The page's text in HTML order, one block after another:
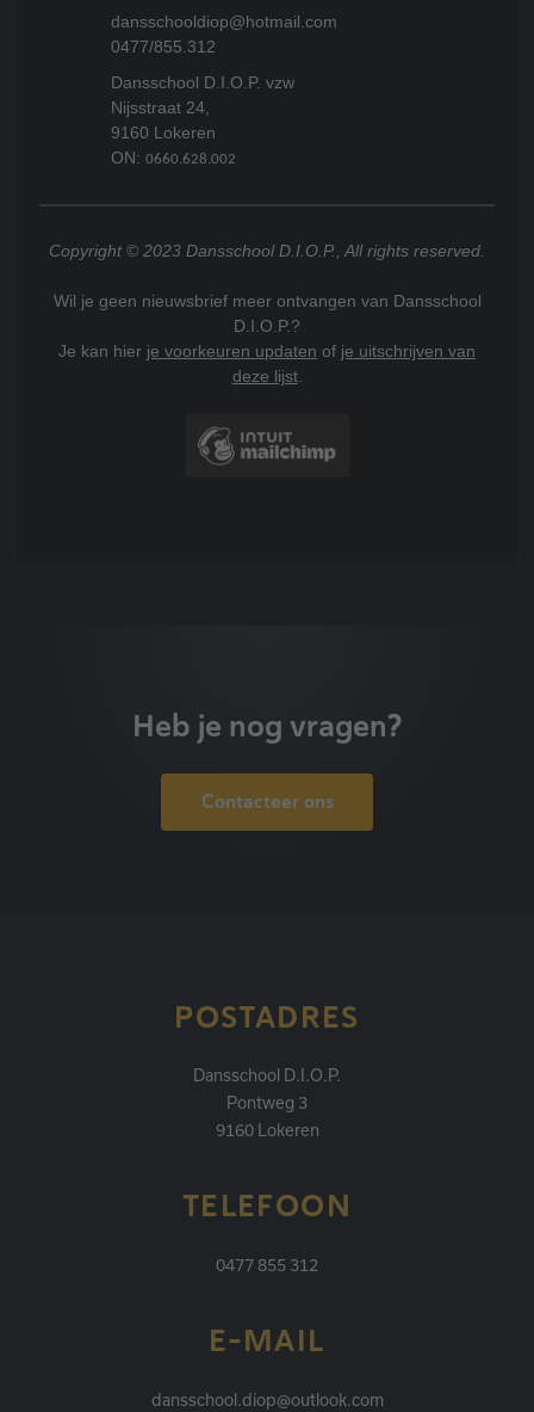
dansschooldiop@hotmail.com
0477/855.312
Dansschool D.I.O.P. vzw
Nijsstraat 24,
9160 Lokeren
ON: 0660.628.002
Copyright © 2023 Dansschool D.I.O.P., All rights reserved.
Wil je geen nieuwsbrief meer ontvangen van Dansschool
D.I.O.P.?
Je kan hier je voorkeuren updaten of je uitschrijven van
deze lijst.
Heb je nog vragen?
Contacteer ons
POSTADRES
Dansschool D.I.O.P.
Pontweg 3
9160 Lokeren
TELEFOON
0477 855 312
E-MAIL
dansschool.diop@outlook.com